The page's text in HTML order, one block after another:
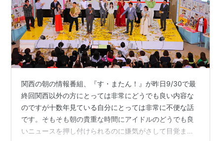
関西の朝の情報番組、『す・またん！』が昨日9/30で最
終回関西以外の方にとっては非常にどうでも良い内容な
のですが十数年見ている自分にとっては非常に不便な話
です。そもそも朝の貴重な時間にアイドルのどうでも良
いニュースを押し付けられるのに嫌気がさして目覚まし